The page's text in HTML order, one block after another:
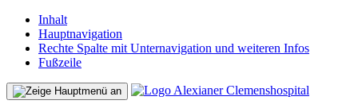
Inhalt
Hauptnavigation
Rechte Spalte mit Unternavigation und weiteren Infos
Fußzeile